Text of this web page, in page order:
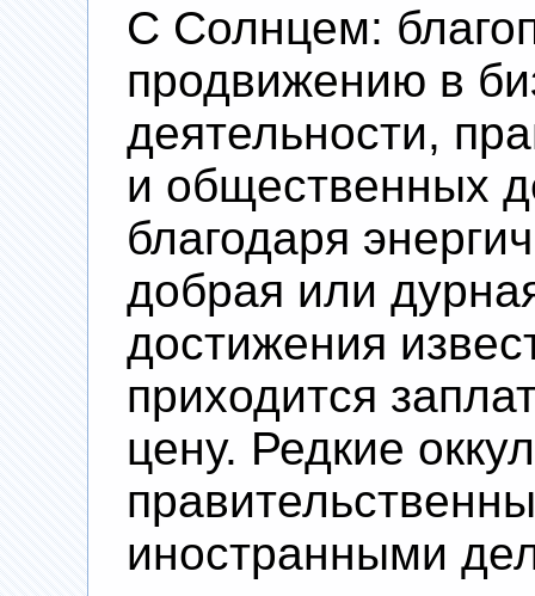
С Солнцем:
продвижению в
деятельности,
и общественных
благодаря
добрая или
достижения
приходится
цену. Редкие
иностранными